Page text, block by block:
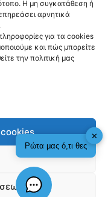
Η μη συγκατάθεση ή
αρνητικά
για τα cookies
και πώς μπορείτε
την πολιτική μας
✕
Ρώτα μας ό,τι θες